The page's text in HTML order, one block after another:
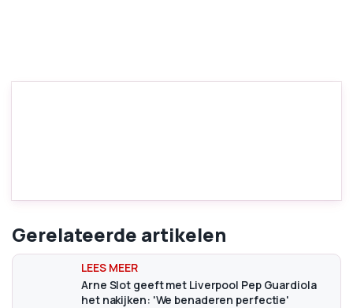
Gerelateerde artikelen
Arne Slot geeft met Liverpool Pep Guardiola
het nakijken: 'We benaderen perfectie'